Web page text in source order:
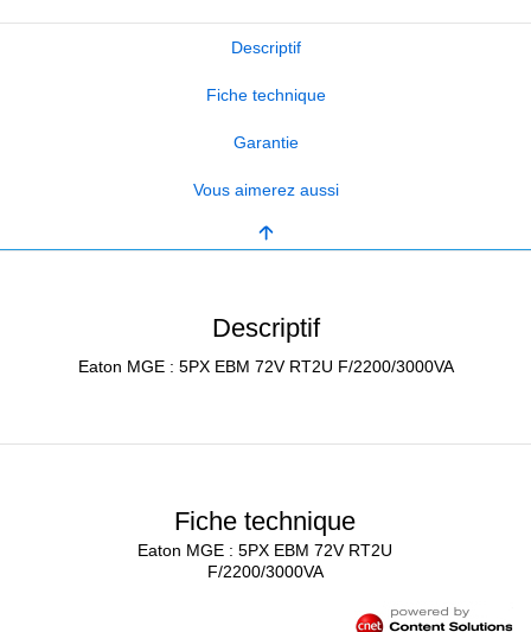
Descriptif
Fiche technique
Garantie
Vous aimerez aussi
Descriptif
Eaton MGE : 5PX EBM 72V RT2U F/2200/3000VA
Fiche technique
Eaton MGE : 5PX EBM 72V RT2U
F/2200/3000VA